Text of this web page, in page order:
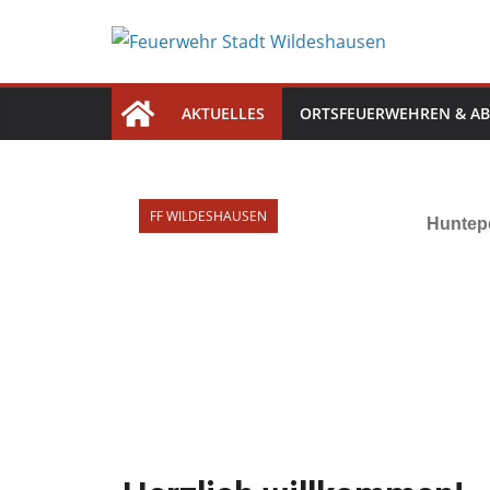
AKTUELLES ORTSFEUERWEHREN &
FF WILDESHAUSEN